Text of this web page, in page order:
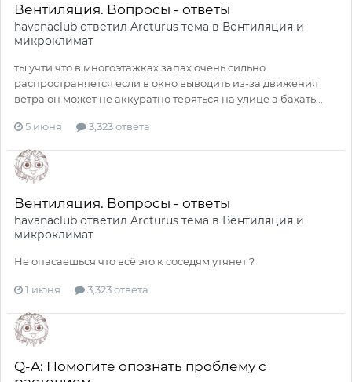
Вентиляция. Вопросы - ответы
havanaclub ответил Arcturus тема в Вентиляция и
микроклимат
ты учти что в многоэтажках запах очень сильно
распространяется если в окно выводить из-за движения
ветра он может не аккуратно теряться на улице а бахать...
5 июня 3,323 ответа
Вентиляция. Вопросы - ответы
havanaclub ответил Arcturus тема в Вентиляция и
микроклимат
Не опасаешься что всё это к соседям утянет ?
1 июня 3,323 ответа
Q-A: Помогите опознать проблему с